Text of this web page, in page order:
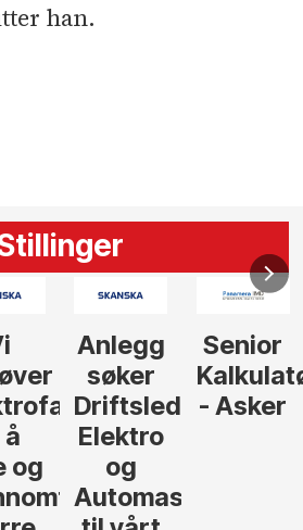
han.
Senior
Tilbudsleder
Anlegg
- Oslo